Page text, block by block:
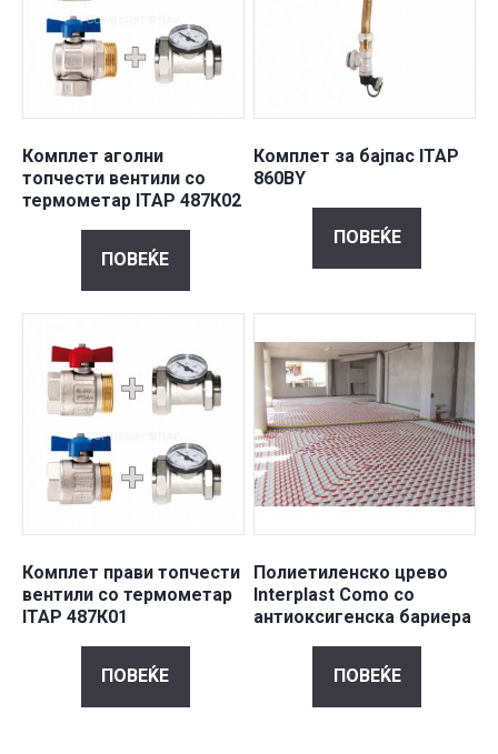
Комплет аголни
топчести вентили со
термометар ITAP 487К02
ПОВЕЌЕ
Комплет за бајпас ITAP
860BY
ПОВЕЌЕ
Комплет прави топчести
вентили со термометар
ITAP 487К01
ПОВЕЌЕ
Полиетиленско црево
Interplast Como со
антиоксигенска бариера
ПОВЕЌЕ